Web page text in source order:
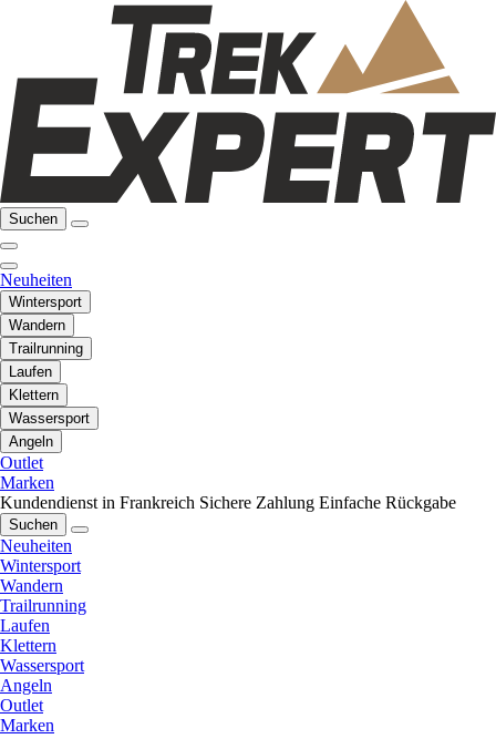
Suchen
Neuheiten
Wintersport
Wandern
Trailrunning
Laufen
Klettern
Wassersport
Angeln
Outlet
Marken
Kundendienst in Frankreich Sichere Zahlung Einfache Rückgabe
Suchen
Neuheiten
Wintersport
Wandern
Trailrunning
Laufen
Klettern
Wassersport
Angeln
Outlet
Marken